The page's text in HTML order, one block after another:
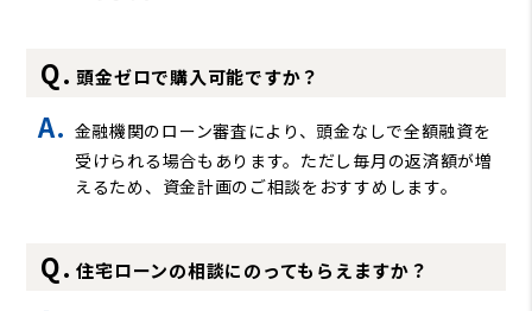
頭金ゼロで購入可能ですか？
金融機関のローン審査により、頭金なしで全額融資を
受けられる場合もあります。ただし毎月の返済額が増
えるため、資金計画のご相談をおすすめします。
住宅ローンの相談にのってもらえますか？